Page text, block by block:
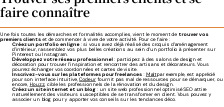
faire connaître
Une fois toutes les démarches et formalités accomplies, vient le moment de trouver vos
premiers clients et de commencer à vivre de votre activité. Pour ce faire :
Créez un portfolio en ligne: si vous avez déjà réalisé des croquis d'aménagement
d'intérieur, rassemblez vos plus belles créations au sein d'un portfolio à présenter sur
Pinterest ou Instagram.
Développez votre réseau professionnel: participez à des salons de design et
décoration pour trouver l'inspiration et rencontrer des artisans et décorateurs. Vous
pourrez échanger vos coordonnées et cartes de visite.
Inscrivez-vous sur les plateformes pour freelances : Maltpar exemple, est apprécié
pour son interface intuitive,Codeurfournit pas mal de ressources pour se démarquer, ou
encore, Houzz, cible les professionnels de la rénovation et du design.
Créez un site internet et un blog : un site web professionnel optimisé SEO attire
naturellement des visiteurs susceptibles de se transformer en client. Vous pouvez y
associer un blog pour y apporter vos conseils sur les tendances déco.